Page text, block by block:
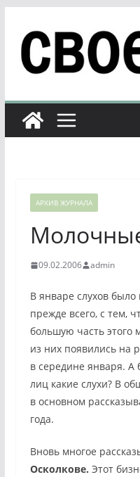
содержимому
АРХИВ ЖУРНАЛА
09.02.2006 admin
В январе слухов было
прежде всего, с тем,
большую часть этого
из них появились на
в середине января. А
лиц какие слухи? В
в основном
года.
Вновь многое
Осколкове. Этот